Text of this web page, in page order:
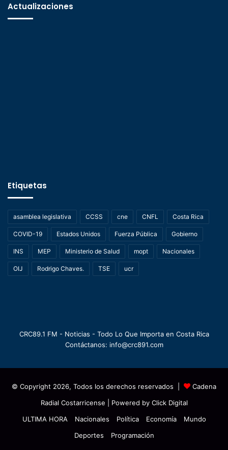
Actualizaciones
Etiquetas
asamblea legislativa CCSS cne CNFL Costa Rica
COVID-19 Estados Unidos Fuerza Pública Gobierno
INS MEP Ministerio de Salud mopt Nacionales
OIJ Rodrigo Chaves. TSE ucr
CRC89.1 FM - Noticias - Todo Lo Que Importa en Costa Rica
Contáctanos: info@crc891.com
© Copyright 2026, Todos los derechos reservados |
Cadena
Radial Costarricense | Powered by Click Digital
ULTIMA HORA
Nacionales Política Economía
Mundo
Deportes
Programación